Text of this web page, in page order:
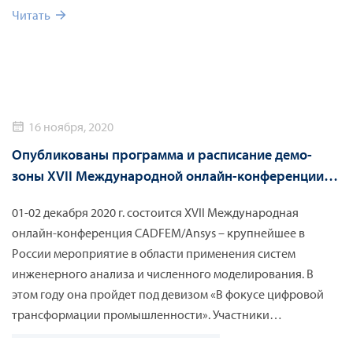
Читать
16 ноября, 2020
Опубликованы программа и расписание демо-
зоны XVII Международной онлайн-конференции
01-02 декабря 2020 г. состоится XVII Международная
онлайн-конференция CADFEM/Ansys – крупнейшее в
России мероприятие в области применения систем
инженерного анализа и численного моделирования. В
этом году она пройдет под девизом «В фокусе цифровой
трансформации промышленности». Участники